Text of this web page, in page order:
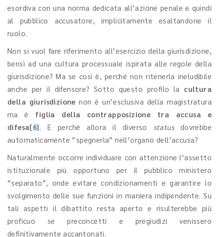
esordiva con una norma dedicata all’azione penale e quindi
al pubblico accusatore, implicitamente esaltandone il
ruolo.
Non si vuol fare riferimento all’esercizio della giurisdizione,
bensì ad una cultura processuale ispirata alle regole della
giurisdizione? Ma se così è, perché non ritenerla ineludibile
anche per il difensore? Sotto questo profilo la cultura
della giurisdizione non è un’esclusiva della magistratura
ma è figlia della contrapposizione tra accusa e
difesa[6]. E perché allora il diverso statusdovrebbe
automaticamente “spegnerla” nell’organo dell’accusa?
Naturalmente occorre individuare con attenzione l’assetto
istituzionale più opportuno per il pubblico ministero
“separato”, onde evitare condizionamenti e garantire lo
svolgimento delle sue funzioni in maniera indipendente. Su
tali aspetti il dibattito resta aperto e risulterebbe più
proficuo se preconcetti e pregiudizi venissero
definitivamente accantonati.